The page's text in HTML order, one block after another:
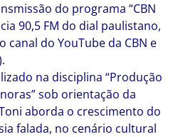
do programa “CBN
90,5 FM do dial paulistano,
canal do YouTube da CBN e
na disciplina “Produção
sob orientação da
aborda o crescimento do
falada, no cenário cultural